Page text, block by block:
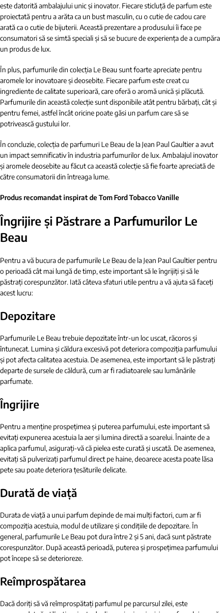
este datorită ambalajului unic și inovator. Fiecare sticluță de parfum este
proiectată pentru a arăta ca un bust masculin, cu o cutie de cadou care
arată ca o cutie de bijuterii. Această prezentare a produsului îi face pe
consumatori să se simtă speciali și să se bucure de experiența de a cumpăra
un produs de lux.
În plus, parfumurile din colecția Le Beau sunt foarte apreciate pentru
aromele lor inovatoare și deosebite. Fiecare parfum este creat cu
ingrediente de calitate superioară, care oferă o aromă unică și plăcută.
Parfumurile din această colecție sunt disponibile atât pentru bărbați, cât și
pentru femei, astfel încât oricine poate găsi un parfum care să se
potrivească gustului lor.
În concluzie, colecția de parfumuri Le Beau de la Jean Paul Gaultier a avut
un impact semnificativ în industria parfumurilor de lux. Ambalajul inovator
și aromele deosebite au făcut ca această colecție să fie foarte apreciată de
către consumatorii din întreaga lume.
Produs recomandat inspirat de Tom Ford Tobacco Vanille
Îngrijire și Păstrare a Parfumurilor Le
Beau
Pentru a vă bucura de parfumurile Le Beau de la Jean Paul Gaultier pentru
o perioadă cât mai lungă de timp, este important să le îngrijiți și să le
păstrați corespunzător. Iată câteva sfaturi utile pentru a vă ajuta să faceți
acest lucru:
Depozitare
Parfumurile Le Beau trebuie depozitate într-un loc uscat, răcoros și
întunecat. Lumina și căldura excesivă pot deteriora compoziția parfumului
și pot afecta calitatea acestuia. De asemenea, este important să le păstrați
departe de sursele de căldură, cum ar fi radiatoarele sau lumânările
parfumate.
Îngrijire
Pentru a menține prospețimea și puterea parfumului, este important să
evitați expunerea acestuia la aer și lumina directă a soarelui. Înainte de a
aplica parfumul, asigurați-vă că pielea este curată și uscată. De asemenea,
evitați să pulverizați parfumul direct pe haine, deoarece acesta poate lăsa
pete sau poate deteriora țesăturile delicate.
Durată de viață
Durata de viață a unui parfum depinde de mai mulți factori, cum ar fi
compoziția acestuia, modul de utilizare și condițiile de depozitare. În
general, parfumurile Le Beau pot dura între 2 și 5 ani, dacă sunt păstrate
corespunzător. După această perioadă, puterea și prospețimea parfumului
pot începe să se deterioreze.
Reîmprospătarea
Dacă doriți să vă reîmprospătați parfumul pe parcursul zilei, este